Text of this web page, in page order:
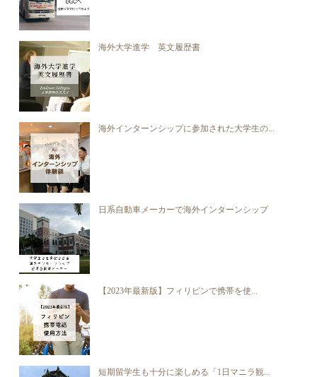
海外大学進学 英文履歴書
海外インターンシップに参加された大学生の...
日系自動車メーカーで海外インターンシップ
【2023年最新版】フィリピンで携帯を使...
短期留学生も十分に楽しめる「1日マニラ観...